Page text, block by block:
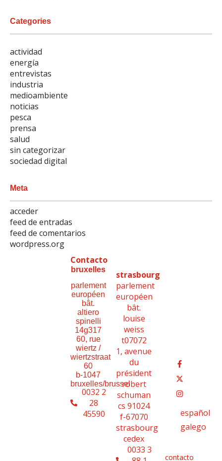
Categories
actividad
energía
entrevistas
industria
medioambiente
noticias
pesca
prensa
salud
sin categorizar
sociedad digital
Meta
acceder
feed de entradas
feed de comentarios
wordpress.org
Contacto
bruxelles
parlement
européen
bât.
altiero
spinelli
14g317
60, rue
wiertz /
wiertzstraat
60
b-1047
bruxelles/brussel
0032 2
28
45590
strasbourg
parlement
européen
bât.
louise
weiss
t07072
1, avenue
du
président
robert
schuman
cs 91024
f-67070
strasbourg
cedex
0033 3
español
galego
contacto